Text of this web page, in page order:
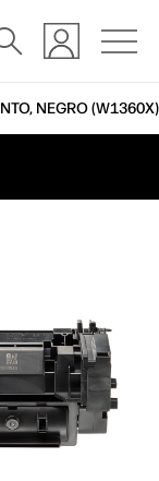
NEGRO (W1360X)
Soporte